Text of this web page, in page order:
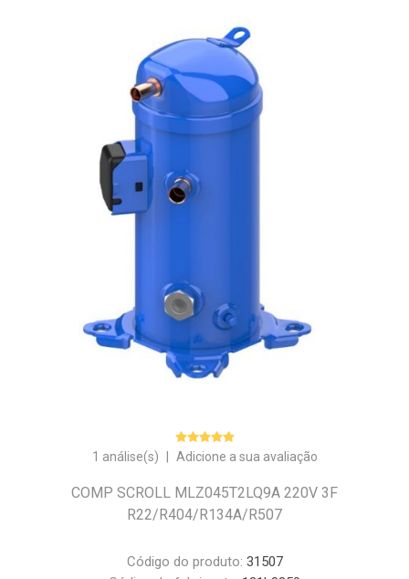
1 análise(s) Adicione a sua avaliação
COMP SCROLL MLZ045T2LQ9A 220V 3F
R22/R404/R134A/R507
Código do produto: 31507